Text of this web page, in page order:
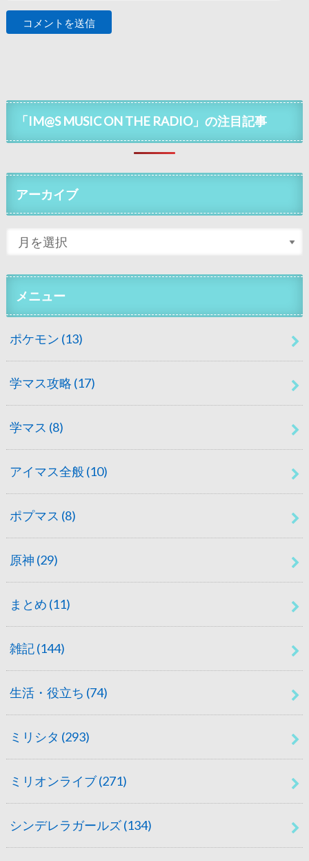
「IM@S MUSIC ON THE RADIO」の注目記事
アーカイブ
メニュー
ポケモン (13)
学マス攻略 (17)
学マス (8)
アイマス全般 (10)
ポプマス (8)
原神 (29)
まとめ (11)
雑記(144)
生活・役立ち (74)
ミリシタ (293)
ミリオンライブ(271)
シンデレラガールズ(134)